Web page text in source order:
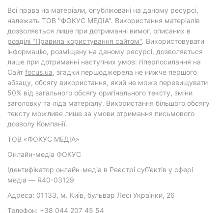
Всі права на матеріали, опубліковані на даному ресурсі,
належать ТОВ "ФОКУС МЕДІА". Використання матеріалів
дозволяється лише при дотриманні вимог, описаних в
розділі "Правила користування сайтом". Використовувати
інформацію, розміщену на даному ресурсі, дозволяється
лише при дотриманні наступних умов: гіперпосилання на
Cайт focus.ua, згадки першоджерела не нижче першого
абзацу, обсягу використання, який не може перевищувати
50% від загального обсягу оригінального тексту, зміни
заголовку та ліда матеріалу. Використання більшого обсягу
тексту можливе лише за умови отримання письмового
дозволу Компанії.
ТОВ «ФОКУС МЕДІА»
Онлайн-медіа ФОКУС
Ідентифікатор онлайн-медіа в Реєстрі суб’єктів у сфері
медіа — R40-03129
Адреса: 01133, м. Київ, бульвар Лесі Українки, 26
Телефон: +38 044 207 45 54